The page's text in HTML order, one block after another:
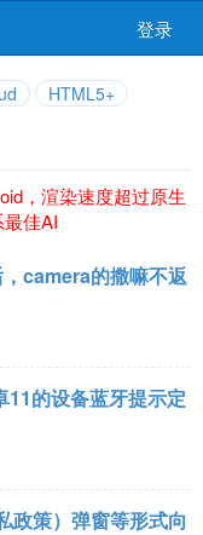
登录
HTML5+
，渲染速度超过原生
佳AI
camera的撒嘛不返
11的设备蓝牙提示定
政策）弹窗等形式向